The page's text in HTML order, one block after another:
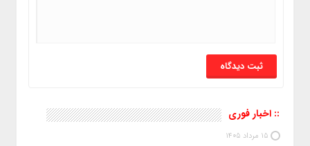
:: اخبار فوری
15 مرداد 1405